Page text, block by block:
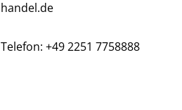
handel.de
Telefon: +49 2251 7758888